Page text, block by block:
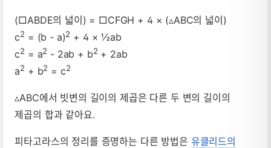
(□ABDE의 넓이) = □CFGH + 4 × (▵ABC의 넓이)
c2 = (b - a)2 + 4 × ½ab
c2 = a2 - 2ab + b2 + 2ab
a2 + b2 = c2
▵ABC에서 빗변의 길이의 제곱은 다른 두 변의 길이의
제곱의 합과 같아요.
피타고라스의 정리를 증명하는 다른 방법은 유클리드의